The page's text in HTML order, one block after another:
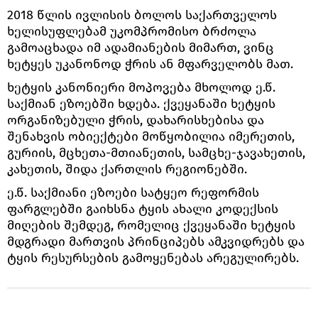
2018 წლის ივლისის ბოლოს საქართველოს
ხელისუფლებამ უკომპრომისო ბრძოლა
გამოაცხადა იმ ადამიანების მიმართ, ვინც
ხეტყეს უკანონოდ ჭრის ან მფარველობს მათ.
ხეტყის კანონიერი მოპოვება მხოლოდ ე.წ.
საქმიან ეზოებში ხდება. ქვეყანაში ხეტყის
ორგანიზებული ჭრის, დახარისხებისა და
შენახვის ობიექტები მოწყობილია იმერეთის,
გურიის, მცხეთა-მთიანეთის, სამცხე-ჯავახეთის,
კახეთის, შიდა ქართლის რეგიონებში.
ე.წ. საქმიანი ეზოები სატყეო რეფორმის
ფარგლებში გაიხსნა ტყის ახალი კოდექსის
მიღების შემდეგ, რომელიც ქვეყანაში ხეტყის
მდგრადი მართვის პრინციპებს ამკვიდრებს და
ტყის რესურსების გამოყენებას არეგულირებს.